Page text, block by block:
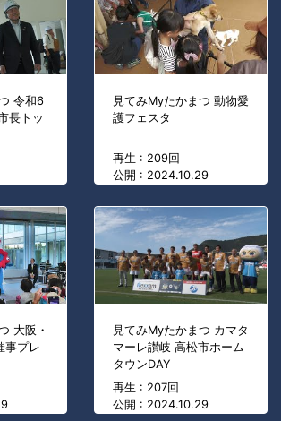
令和6
長トッ
見てみMyたかまつ 動物愛
護フェスタ
再生 : 209回
公開 : 2024.10.29
大阪・
事プレ
見てみMyたかまつ カマタ
マーレ讃岐 高松市ホーム
タウンDAY
再生 : 207回
公開 : 2024.10.29